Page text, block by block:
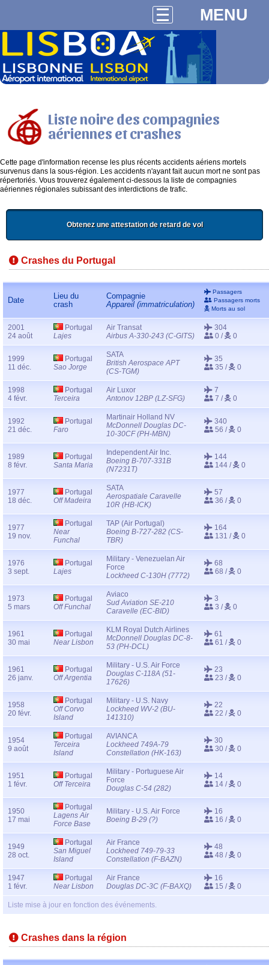
MENU
Liste noire des compagnies
aériennes et crashes
Cette page d'information recense les plus récents accidents aériens mortels
survenus dans la sous-région. Les accidents n'ayant fait aucun mort ne sont pas
répertoriés. Vous trouverez également ci-dessous la liste de compagnies
aériennes régionales subissant des interdictions de trafic.
Obtenez une attestation de retard de vol
Crashes du Portugal
Date
Lieu du
crash
Compagnie
Appareil (immatriculation)
Passagers
Passagers morts
Morts au sol
Liste mise à jour en fonction des événements.
2001
24 août
Portugal
Lajes
Air Transat
Airbus A-330-243 (C-GITS)
304
0 /
0
1999
11 déc.
Portugal
Sao Jorge
SATA
British Aerospace APT
(CS-TGM)
35
35 /
0
1998
4 févr.
Portugal
Terceira
Air Luxor
Antonov 12BP (LZ-SFG)
7
7 /
0
1992
21 déc.
Portugal
Faro
Martinair Holland NV
McDonnell Douglas DC-
10-30CF (PH-MBN)
340
56 /
0
1989
8 févr.
Portugal
Santa Maria
Independent Air Inc.
Boeing B-707-331B
(N7231T)
144
144 /
0
1977
18 déc.
Portugal
Off Madeira
SATA
Aerospatiale Caravelle
10R (HB-ICK)
57
36 /
0
1977
19 nov.
Portugal
Near
Funchal
TAP (Air Portugal)
Boeing B-727-282 (CS-
TBR)
164
131 /
0
1976
3 sept.
Portugal
Lajes
Military - Venezuelan Air
Force
Lockheed C-130H (7772)
68
68 /
0
1973
5 mars
Portugal
Off Funchal
Aviaco
Sud Aviation SE-210
Caravelle (EC-BID)
3
3 /
0
1961
30 mai
Portugal
Near Lisbon
KLM Royal Dutch Airlines
McDonnell Douglas DC-8-
53 (PH-DCL)
61
61 /
0
1961
26 janv.
Portugal
Off Argentia
Military - U.S. Air Force
Douglas C-118A (51-
17626)
23
23 /
0
1958
20 févr.
Portugal
Off Corvo
Island
Military - U.S. Navy
Lockheed WV-2 (BU-
141310)
22
22 /
0
1954
9 août
Portugal
Terceira
Island
AVIANCA
Lockheed 749A-79
Constellation (HK-163)
30
30 /
0
1951
1 févr.
Portugal
Off Terceira
Military - Portuguese Air
Force
Douglas C-54 (282)
14
14 /
0
1950
17 mai
Portugal
Lagens Air
Force Base
Military - U.S. Air Force
Boeing B-29 (?)
16
16 /
0
1949
28 oct.
Portugal
San Miguel
Island
Air France
Lockheed 749-79-33
Constellation (F-BAZN)
48
48 /
0
1947
1 févr.
Portugal
Near Lisbon
Air France
Douglas DC-3C (F-BAXQ)
16
15 /
0
Crashes dans la région